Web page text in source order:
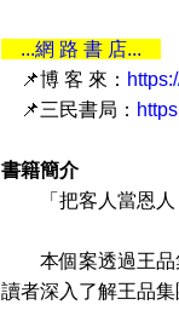
...網 路 書 店...
📌博 客 來：
📌三民書局：
書籍簡介
「把客人當恩人，
本個案透過王品集
讀者深入了解王品集